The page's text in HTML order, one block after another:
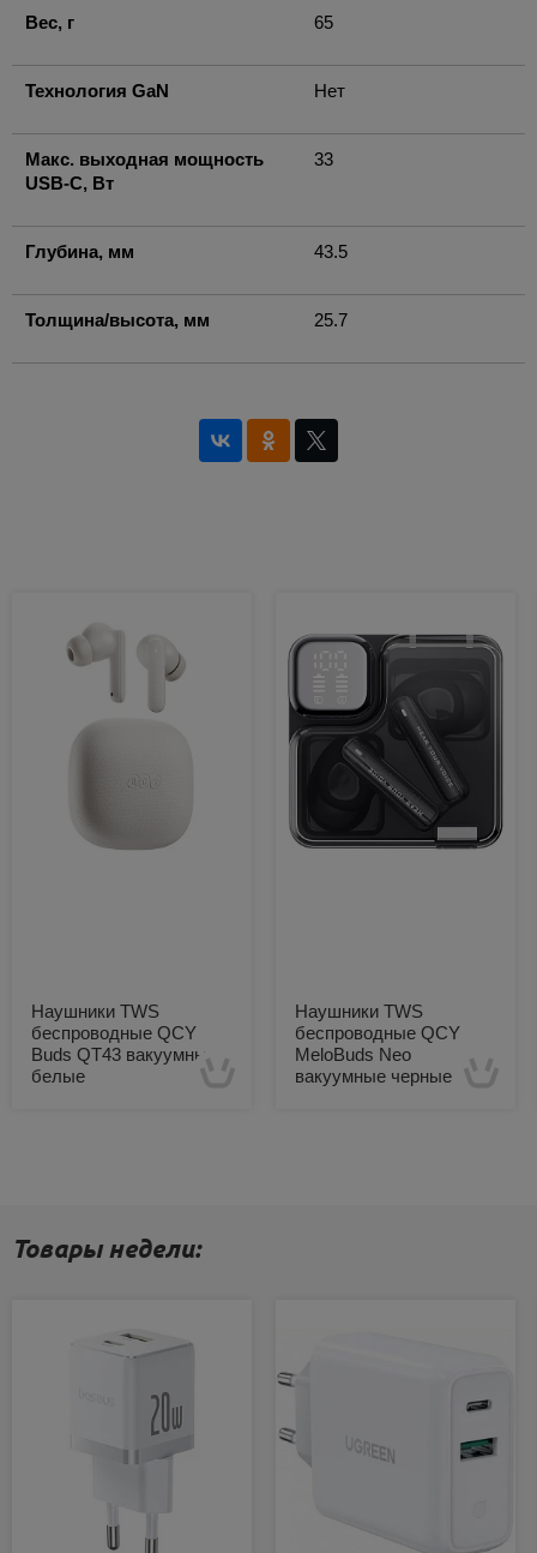
Вес, г 65
Технология GaN Нет
Макс. выходная мощность
USB-C, Вт
33
Глубина, мм 43.5
Толщина/высота, мм 25.7
Наушники TWS
беспроводные QCY
Buds QT43 вакуумные
белые
Наушники TWS
беспроводные QCY
MeloBuds Neo
вакуумные черные
Товары недели: